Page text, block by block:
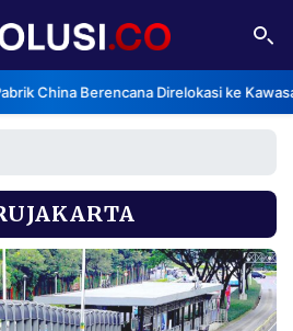
China Berencana Direlokasi ke